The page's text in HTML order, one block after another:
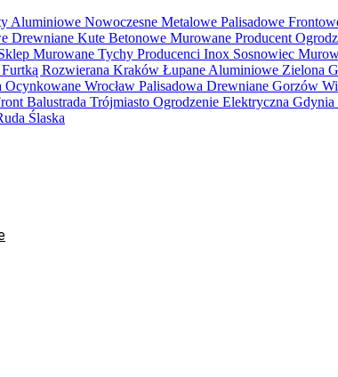
Aluminiowe Nowoczesne Metalowe Palisadowe
Drewniane Kute Betonowe Murowane Producent
Murowane Tychy Producenci Inox Sosnowiec
Rozwierana Kraków Łupane Aluminiowe Zielona
Ocynkowane Wrocław Palisadowa Drewniane
Balustrada Trójmiasto Ogrodzenie Elektryczna
Ślaska